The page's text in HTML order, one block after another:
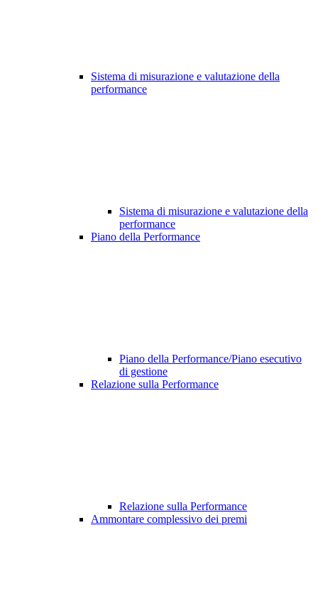
Sistema di misurazione e valutazione della
performance
Sistema di misurazione e valutazione della
performance
Piano della Performance
Piano della Performance/Piano esecutivo
di gestione
Relazione sulla Performance
Relazione sulla Performance
Ammontare complessivo dei premi